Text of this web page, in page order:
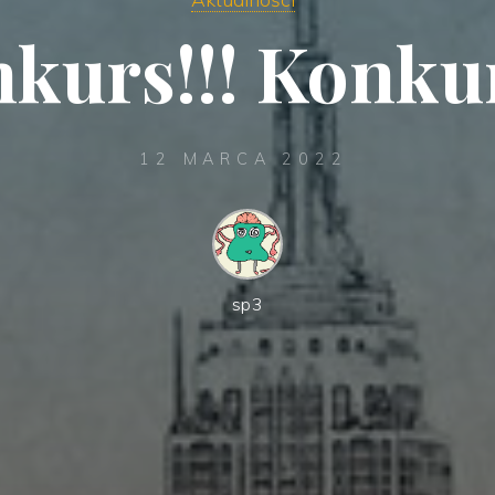
12 MARCA 2022
sp3